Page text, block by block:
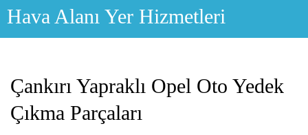
Skip
Hava Alanı Yer Hizmetleri
Çankırı Yapraklı Opel Oto Yedek
Çıkma Parçaları